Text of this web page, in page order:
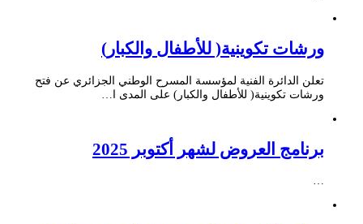
ورشات تكوينية( للأطفال والكبار)
تعلن الدائرة الفنية لمؤسسة المسرح الوطني الجزائري عن فتح
ورشات تكوينية( للأطفال والكبار) على المدى ا…
برنامج العروض لشهر أكتوبر 2025